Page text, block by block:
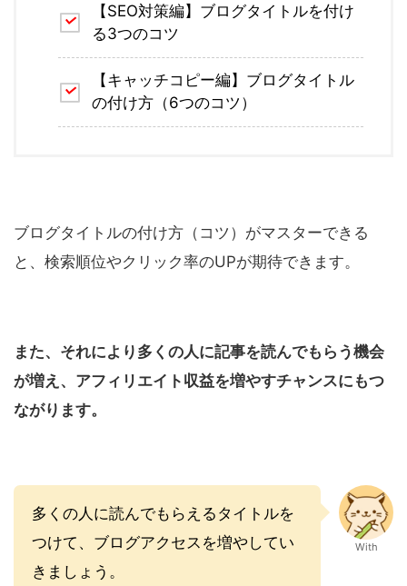
【SEO対策編】ブログタイトルを付け
る3つのコツ
【キャッチコピー編】ブログタイトル
の付け方（6つのコツ）
ブログタイトルの付け方（コツ）がマスターできる
と、検索順位やクリック率のUPが期待できます。
また、それにより多くの人に記事を読んでもらう機会
が増え、アフィリエイト収益を増やすチャンスにもつ
ながります。
多くの人に読んでもらえるタイトルを
つけて、ブログアクセスを増やしてい
きましょう。
With